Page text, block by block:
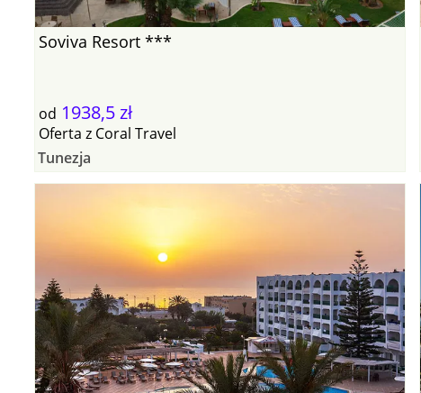
Soviva Resort ***
od 1938,5 zł
Oferta z Coral Travel
Tunezja